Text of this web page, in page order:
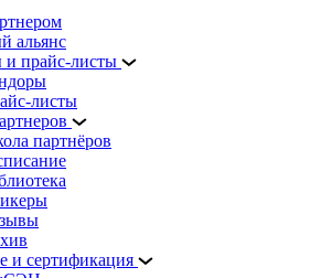
альянс
прайс-листы
листы
партнёров
и сертификация